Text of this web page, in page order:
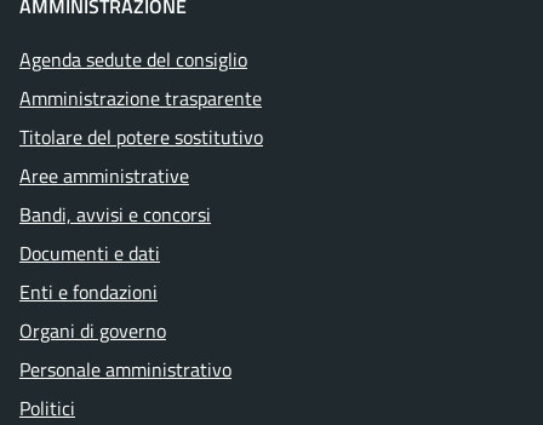
AMMINISTRAZIONE
Agenda sedute del consiglio
Amministrazione trasparente
Titolare del potere sostitutivo
Aree amministrative
Bandi, avvisi e concorsi
Documenti e dati
Enti e fondazioni
Organi di governo
Personale amministrativo
Politici